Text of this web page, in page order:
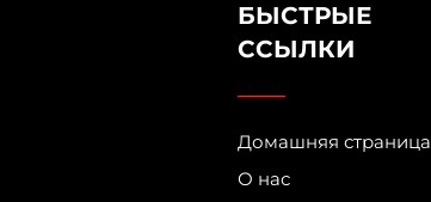
БЫСТРЫЕ
ССЫЛКИ
Домашняя страница
О нас